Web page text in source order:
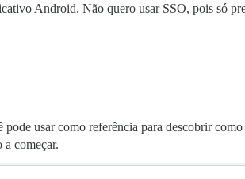
Android. Não quero usar SSO, pois só
usar como referência para descobrir
começar.